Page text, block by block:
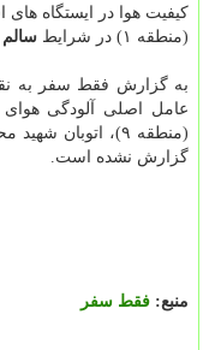
(منطقه ۱) در شرایط
سالم
به گزارش فقط سفر به
عامل اصلی آلودگی هوای
گزارش نشده است.
منبع: فقط سفر